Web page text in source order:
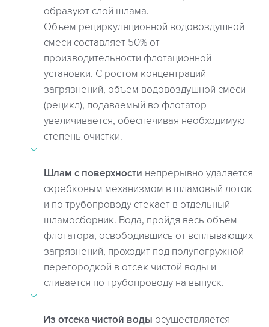
образуют слой шлама.
Объем рециркуляционной водовоздушной
смеси составляет 50% от
производительности флотационной
установки. С ростом концентраций
загрязнений, объем водовоздушной смеси
(рецикл), подаваемый во флотатор
увеличивается, обеспечивая необходимую
степень очистки.
Шлам с поверхности непрерывно удаляется
скребковым механизмом в шламовый лоток
и по трубопроводу стекает в отдельный
шламосборник. Вода, пройдя весь объем
флотатора, освободившись от всплывающих
загрязнений, проходит под полупогружной
перегородкой в отсек чистой воды и
сливается по трубопроводу на выпуск.
Из отсека чистой воды осуществляется